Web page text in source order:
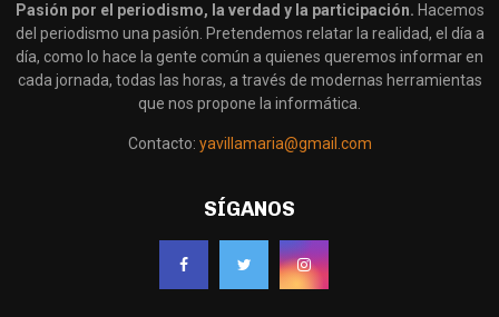
Pasión por el periodismo, la verdad y la participación. Hacemos
del periodismo una pasión. Pretendemos relatar la realidad, el día a
día, como lo hace la gente común a quienes queremos informar en
cada jornada, todas las horas, a través de modernas herramientas
que nos propone la informática.
Contacto: yavillamaria@gmail.com
SÍGANOS